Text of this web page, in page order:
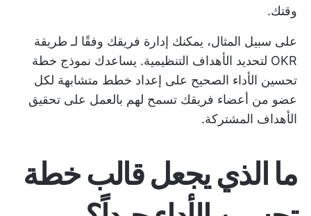
وقتك.
على سبيل المثال، يمكنك إدارة فريقك وفقًا لـ طريقة
OKR لتحديد الأهداف التنظيمية. يساعدك نموذج خطة
تحسين الأداء الصحيح على إعداد خطط متشابهة لكل
عضو من أعضاء فريقك تسمح لهم بالعمل على تحقيق
الأهداف المشتركة.
ما الذي يجعل قالب خطة